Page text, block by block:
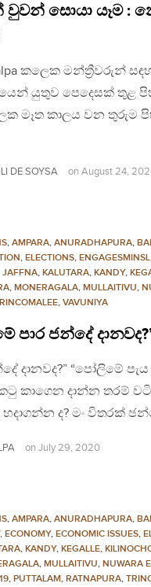
වුවන් සොයා යෑම :
කලෙක මන්ත්‍රීවරුන්
යුතුව පෙදෙසක් තුළ
මෑත කාලය වන තුරුම
DE SOYSA on August 24,
, AMPARA, ANURADHAPURA,
, ELECTIONS, ENGAGESMINSL
JAFFNA, KALUTARA, KANDY,
, MONERAGALA, MULLAITIVU,
, VAVUNIYA
පාර ජන්දේ
දානවද?” “පෝලිමේ
කාගෙන දාන්න තරම්
හදාගන්න ද? මං විතරක්
on July 29, 2020
, AMPARA, ANURADHAPURA,
ECONOMY, ECONOMIC ISSUES,
, KANDY, KEGALLE,
, MULLAITIVU, NUWARA
, PUTTALAM, RATNAPURA,